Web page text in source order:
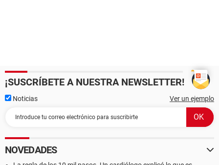
¡SUSCRÍBETE A NUESTRA NEWSLETTER!
Noticias Ver un ejemplo
NOVEDADES